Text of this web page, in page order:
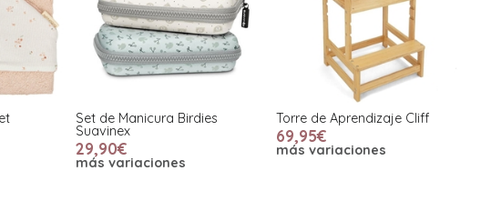
Set de Manicura Birdies
Suavinex
29,90€
más variaciones
Torre de Aprendizaje Cliff
69,95€
más variaciones